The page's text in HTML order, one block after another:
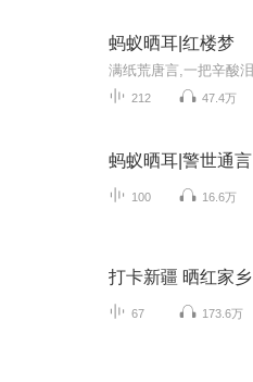
蚂蚁晒耳|红楼梦
212 47.4万
蚂蚁晒耳|警世通言
100 16.6万
打卡新疆 晒红家乡
67 173.6万